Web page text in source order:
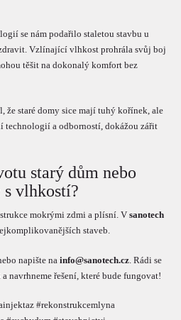
se nám podařilo staletou stavbu u
Vzlínající vlhkost prohrála svůj boj
těšit na dokonalý komfort bez
že staré domy sice mají tuhý kořínek, ale
technologií a odborností, dokážou zářit
starý dům nebo
s vlhkostí?
mokrými zdmi a plísní. V sanotech
staveb.
napište na info@sanotech.cz . Rádi se
navrhneme řešení, které bude fungovat!
#rekonstrukcemlyna